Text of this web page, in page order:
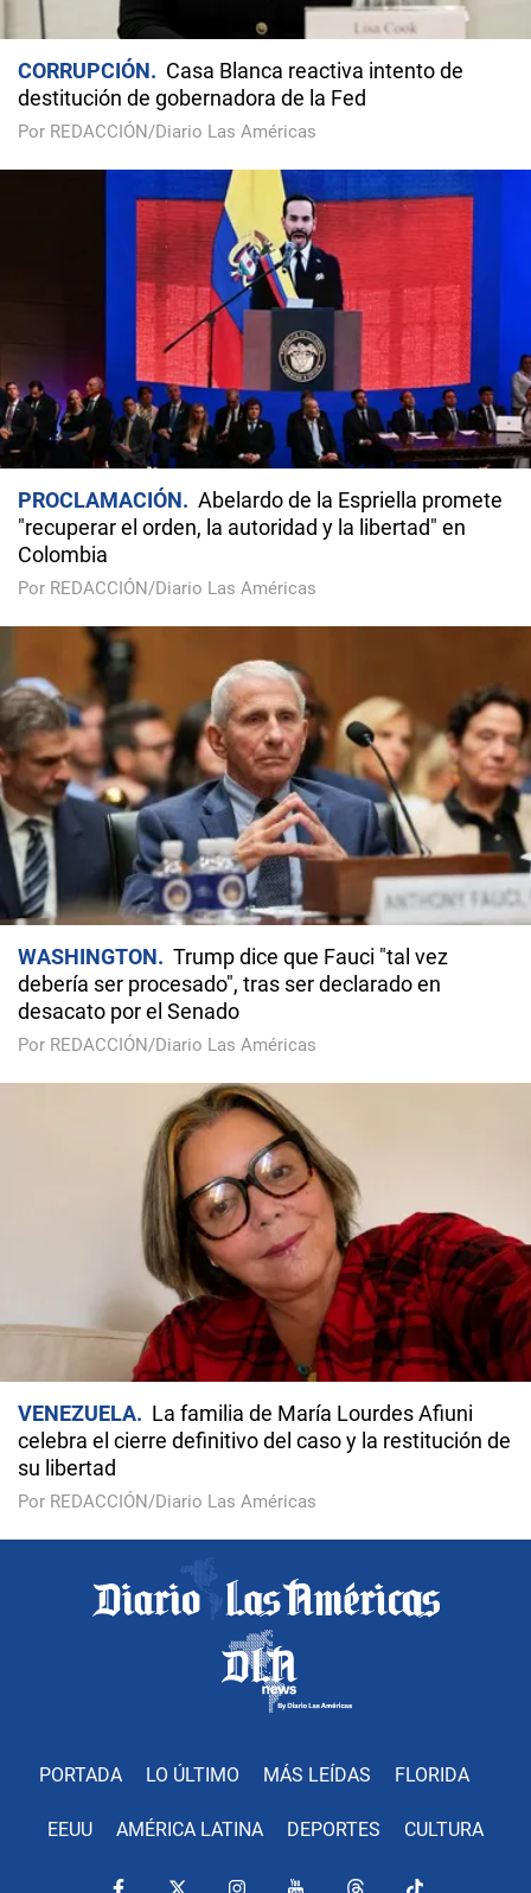
CORRUPCIÓN
Casa Blanca reactiva intento de
destitución de gobernadora de la Fed
Por REDACCIÓN/Diario Las Américas
PROCLAMACIÓN
Abelardo de la Espriella promete
"recuperar el orden, la autoridad y la libertad" en
Colombia
Por REDACCIÓN/Diario Las Américas
WASHINGTON
Trump dice que Fauci "tal vez
debería ser procesado", tras ser declarado en
desacato por el Senado
Por REDACCIÓN/Diario Las Américas
VENEZUELA
La familia de María Lourdes Afiuni
celebra el cierre definitivo del caso y la restitución de
su libertad
Por REDACCIÓN/Diario Las Américas
PORTADA LO ÚLTIMO MÁS LEÍDAS FLORIDA
EEUU AMÉRICA LATINA DEPORTES CULTURA